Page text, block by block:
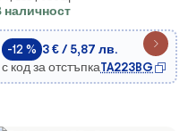
наличност
-12 % 3 € / 5,87 лв.
с код за отстъпкаTA223BG